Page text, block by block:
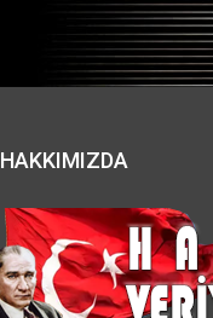
HAKKIMIZDA